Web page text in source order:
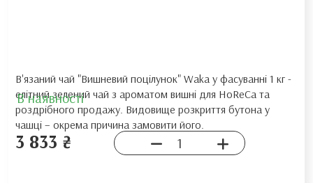
В'язаний чай "Вишневий поцілунок" Waka у фасуванні 1 кг -
елітний зелений чай з ароматом вишні для HoReCa та
роздрібного продажу. Видовище розкриття бутона у
чашці – окрема причина замовити його.
В наявності
3 833 ₴